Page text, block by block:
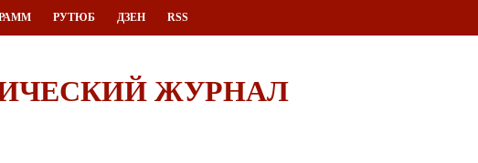
РУТЮБ ДЗЕН RSS
ЖУРНАЛ